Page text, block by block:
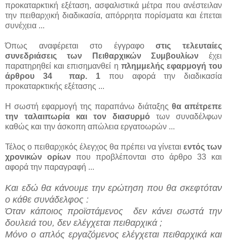
προκαταρκτική εξέταση, ασφαλιστικά μέτρα που ανέστειλαν
την πειθαρχική διαδικασία, απόρρητα πορίσματα και έπεται
συνέχεια ...
Όπως αναφέρεται στο έγγραφοστις τελευταίες
συνεδριάσεις των Πειθαρχικών Συμβουλίων έχει
παρατηρηθεί και επισημανθεί η πλημμελής εφαρμογή του
άρθρου 34 παρ. 1 που αφορά την διαδικασία
προκαταρκτικής εξέτασης ...
Η σωστή εφαρμογή της παραπάνω διάταξης θα απέτρεπε
την ταλαιπωρία και τον διασυρμό των συναδέλφων
καθώς και την άσκοπη απώλεια εργατοωρών ...
Τέλος ο πειθαρχικός έλεγχος θα πρέπει να γίνεται εντός των
χρονικών ορίων που προβλέπονται στο άρθρο 33 και
αφορά την παραγραφή ...
Και εδώ θα κάνουμε την ερώτηση που θα σκεφτόταν
ο κάθε συνάδελφος :
Όταν κάποιος προϊστάμενος δεν κάνει σωστά την
δουλειά του, δεν ελέγχεται πειθαρχικά ;
Μόνο ο απλός εργαζόμενος ελέγχεται πειθαρχικά και